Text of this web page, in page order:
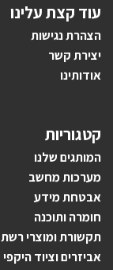
עוד קצת עלינו
הצהרת נגישות
יצירת קשר
אודותינו
קטגוריות
המותגים שלנו
מערכות מחשב
אבטחת מידע
חומרה ותוכנה
תקשורת ומוצרי רשת
אביזרים וציוד היקפי